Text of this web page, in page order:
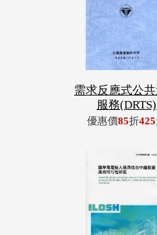
需求反應式公
服務(DRTS)
優惠價85折425